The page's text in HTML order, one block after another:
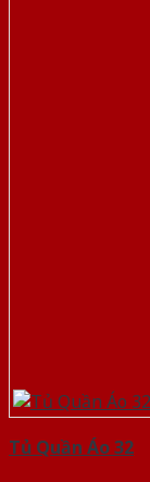
Tủ Quần Áo 32